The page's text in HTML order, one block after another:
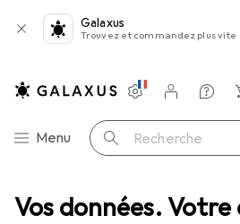
Vos données. Votre
Galaxus
Trouvez et commandez plus vite
Navigation par catégorie
Menu Recherche
Paramètres
Compte client
Listes de
Listes d'envies
Panier
à angle droit - mâle/mâle - 2m -